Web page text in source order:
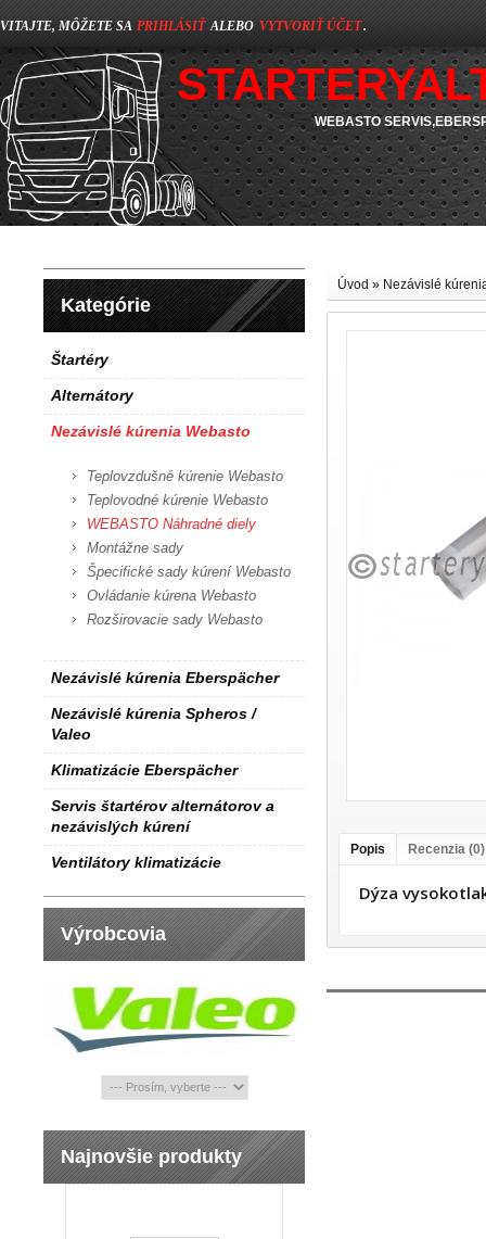
VITAJTE, MÔŽETE SA PRIHLÁSIŤ ALEBO VYTVORIŤ ÚČET.
WEBASTO
Kategórie
Štartéry
Alternátory
Nezávislé kúrenia Webasto
Teplovzdušné kúrenie Webasto
Teplovodné kúrenie Webasto
WEBASTO Náhradné diely
Montážne sady
Špecifické sady kúrení Webasto
Ovládanie kúrena Webasto
Rozširovacie sady Webasto
Nezávislé kúrenia Eberspächer
Nezávislé kúrenia Spheros /
Valeo
Klimatizácie Eberspächer
Servis štartérov alternátorov a
nezávislých kúrení
Ventilátory klimatizácie
Výrobcovia
Najnovšie produkty
Úvod » Nezávislé
Popis Recenzia (0)
Dýza